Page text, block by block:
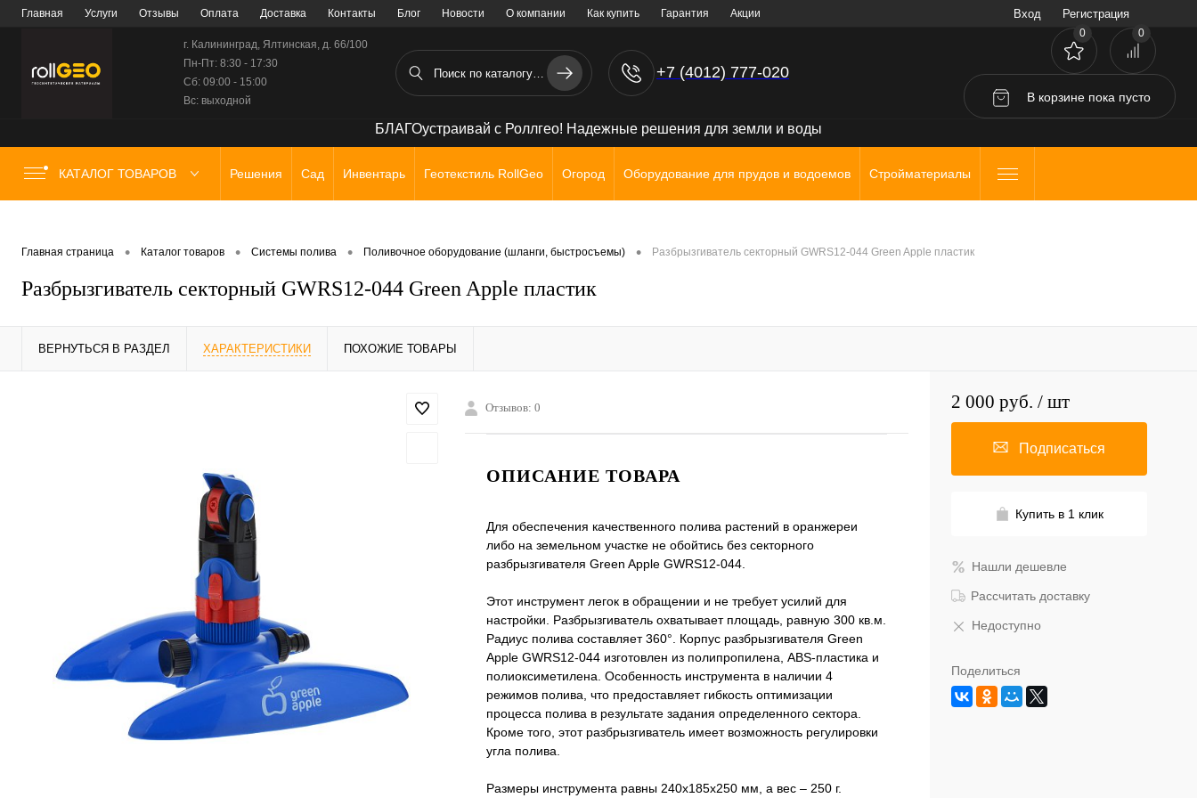
Главная Услуги Отзывы Оплата Доставка Контакты Блог Новости О компании Как купить Гарантия Акции Вход Регистрация
г. Калининград, Ялтинская, д. 66/100
Пн-Пт: 8:30 - 17:30
Сб: 09:00 - 15:00
Вс: выходной
+7 (4012) 777-020
0 0
В корзине пока пусто
БЛАГОустраивай с Роллгео! Надежные решения для земли и воды
КАТАЛОГ ТОВАРОВ Решения Сад Инвентарь Геотекстиль RollGeo Огород Оборудование для прудов и водоемов Стройматериалы
Главная страница • Каталог товаров • Системы полива • Поливочное оборудование (шланги, быстросъемы) • Разбрызгиватель секторный GWRS12-044 Green Apple пластик
Разбрызгиватель секторный GWRS12-044 Green Apple пластик
ВЕРНУТЬСЯ В РАЗДЕЛ ХАРАКТЕРИСТИКИ ПОХОЖИЕ ТОВАРЫ
Отзывов: 0
ОПИСАНИЕ ТОВАРА
Для обеспечения качественного полива растений в оранжереи
либо на земельном участке не обойтись без секторного
разбрызгивателя Green Apple GWRS12-044.
Этот инструмент легок в обращении и не требует усилий для
настройки. Разбрызгиватель охватывает площадь, равную 300 кв.м.
Радиус полива составляет 360°. Корпус разбрызгивателя Green
Apple GWRS12-044 изготовлен из полипропилена, ABS-пластика и
полиоксиметилена. Особенность инструмента в наличии 4
режимов полива, что предоставляет гибкость оптимизации
процесса полива в результате задания определенного сектора.
Кроме того, этот разбрызгиватель имеет возможность регулировки
угла полива.
Размеры инструмента равны 240х185х250 мм, а вес – 250 г.
2 000 руб. / шт
Подписаться
Купить в 1 клик
Нашли дешевле
Рассчитать доставку
Недоступно
Поделиться